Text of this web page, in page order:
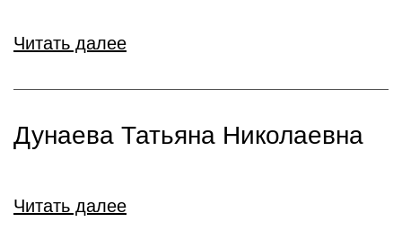
Читать далее
Дунаева Татьяна Николаевна
Читать далее